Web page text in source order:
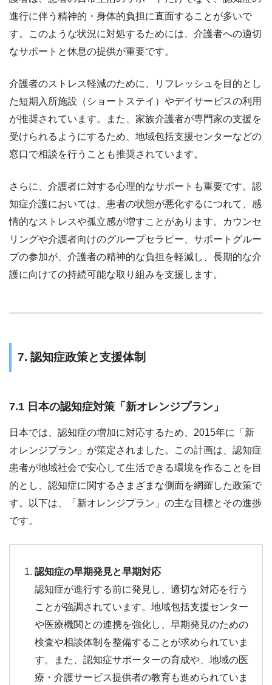
進行に伴う精神的・身体的負担に直面することが多いで
す。このような状況に対処するためには、介護者への適切
なサポートと休息の提供が重要です。
介護者のストレス軽減のために、リフレッシュを目的とし
た短期入所施設（ショートステイ）やデイサービスの利用
が推奨されています。また、家族介護者が専門家の支援を
受けられるようにするため、地域包括支援センターなどの
窓口で相談を行うことも推奨されています。
さらに、介護者に対する心理的なサポートも重要です。認
知症介護においては、患者の状態が悪化するにつれて、感
情的なストレスや孤立感が増すことがあります。カウンセ
リングや介護者向けのグループセラピー、サポートグルー
プの参加が、介護者の精神的な負担を軽減し、長期的な介
護に向けての持続可能な取り組みを支援します。
7. 認知症政策と支援体制
7.1 日本の認知症対策「新オレンジプラン」
日本では、認知症の増加に対応するため、2015年に「新
オレンジプラン」が策定されました。この計画は、認知症
患者が地域社会で安心して生活できる環境を作ることを目
的とし、認知症に関するさまざまな側面を網羅した政策で
す。以下は、「新オレンジプラン」の主な目標とその進捗
です。
認知症の早期発見と早期対応
認知症が進行する前に発見し、適切な対応を行う
ことが強調されています。地域包括支援センター
や医療機関との連携を強化し、早期発見のための
検査や相談体制を整備することが求められていま
す。また、認知症サポーターの育成や、地域の医
療・介護サービス提供者の教育も進められていま